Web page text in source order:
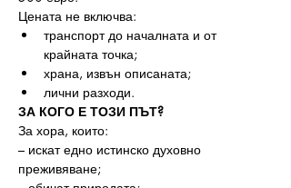
Цената не включва:
транспорт до началната и от
крайната точка;
храна, извън описаната;
лични разходи.
ЗА КОГО Е ТОЗИ ПЪТ?
За хора, които:
– искат едно истинско духовно
преживяване;